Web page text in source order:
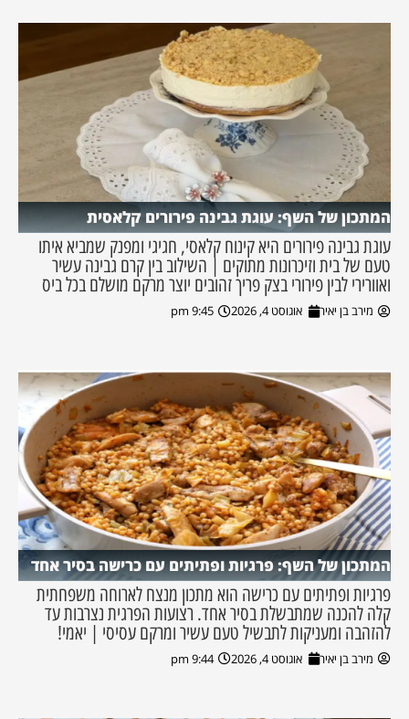
המתכון של השף: עוגת גבינה פירורים קלאסית
עוגת גבינה פירורים היא קינוח קלאסי, חגיגי ומפנק שמביא איתו
טעם של בית וזיכרונות מתוקים | השילוב בין קרם גבינה עשיר
ואוורירי לבין פירורי בצק פריך זהובים יוצר מרקם מושלם בכל ביס
מירב בן יאיר אוגוסט 4, 2026 9:45 pm
המתכון של השף: פרגיות ופתיתים עם כרישה בסיר אחד
פרגיות ופתיתים עם כרישה הוא מתכון מנצח לארוחה משפחתית
קלה להכנה שמתבשלת בסיר אחד. רצועות הפרגית נצרבות עד
להזהבה ומעניקות לתבשיל טעם עשיר ומרקם עסיסי | יאמי!
מירב בן יאיר אוגוסט 4, 2026 9:44 pm